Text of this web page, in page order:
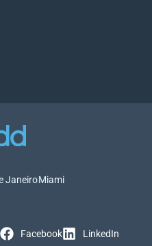
JaneiroMiami
Facebook LinkedIn